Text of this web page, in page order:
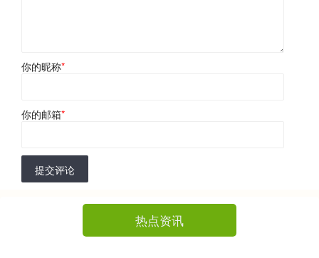
你的昵称*
你的邮箱*
提交评论
热点资讯